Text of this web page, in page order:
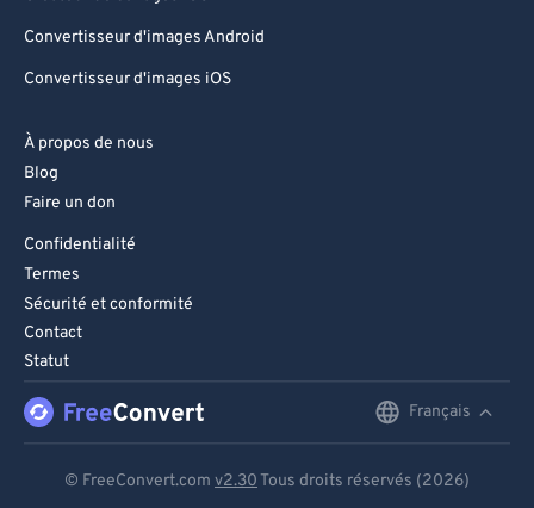
Convertisseur d'images Android
Convertisseur d'images iOS
À propos de nous
Blog
Faire un don
Confidentialité
Termes
Sécurité et conformité
Contact
Statut
Français
© FreeConvert.com v2.30 Tous droits réservés (2026)